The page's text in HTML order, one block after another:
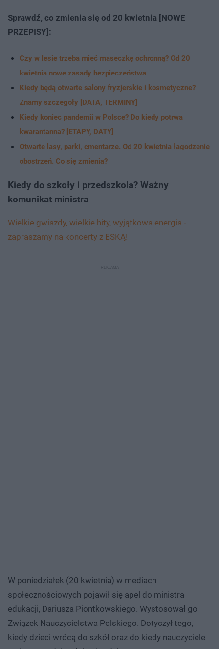
Sprawdź, co zmienia się od 20 kwietnia [NOWE
PRZEPISY]:
Czy w lesie trzeba mieć maseczkę ochronną? Od 20
kwietnia nowe zasady bezpieczeństwa
Kiedy będą otwarte salony fryzjerskie i kosmetyczne?
Znamy szczegóły [DATA, TERMINY]
Kiedy koniec pandemii w Polsce? Do kiedy potrwa
kwarantanna? [ETAPY, DATY]
Otwarte lasy, parki, cmentarze. Od 20 kwietnia łagodzenie
obostrzeń. Co się zmienia?
Kiedy do szkoły i przedszkola? Ważny
komunikat ministra
Wielkie gwiazdy, wielkie hity, wyjątkowa energia -
zapraszamy na koncerty z ESKĄ!
W poniedziałek (20 kwietnia) w mediach
społecznościowych pojawił się apel do ministra
edukacji, Dariusza Piontkowskiego. Wystosował go
Związek Nauczycielstwa Polskiego. Dotyczył tego,
kiedy dzieci wrócą do szkół oraz do kiedy nauczyciele